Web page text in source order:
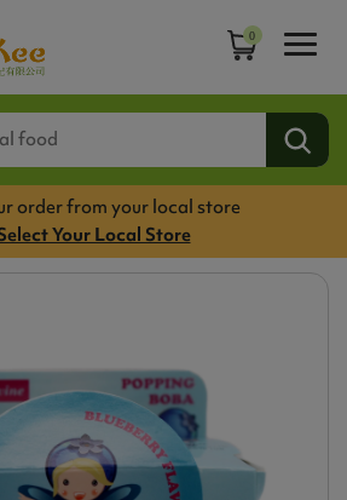
0
order from your local store
Your Local Store